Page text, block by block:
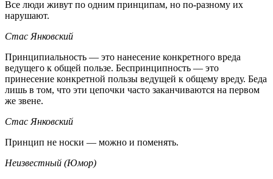
Все люди живут по одним принципам, но по-разному их
нарушают.
Стас Янковский
Принципиальность — это нанесение конкретного вреда
ведущего к общей пользе. Беспринципность — это
принесение конкретной пользы ведущей к общему вреду. Беда
лишь в том, что эти цепочки часто заканчиваются на первом
же звене.
Стас Янковский
Принцип не носки — можно и поменять.
Неизвестный (Юмор)